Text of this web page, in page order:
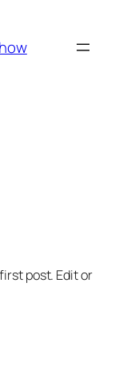
post. Edit or